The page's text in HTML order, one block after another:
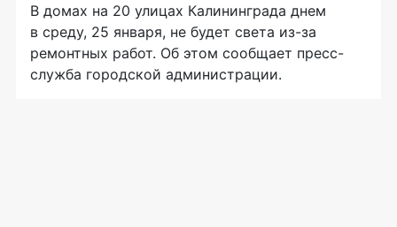
В домах на 20 улицах Калининграда днем
в среду, 25 января, не будет света из-за
ремонтных работ. Об этом сообщает пресс-
служба городской администрации.